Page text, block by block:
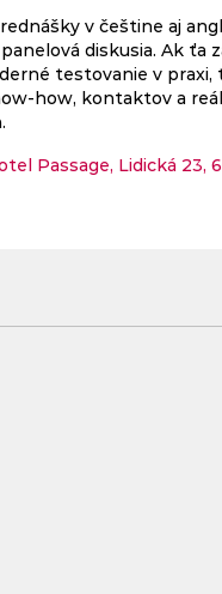
v češtine aj
diskusia. Ak ťa
testovanie v praxi,
how, kontaktov a
Passage, Lidická 23,